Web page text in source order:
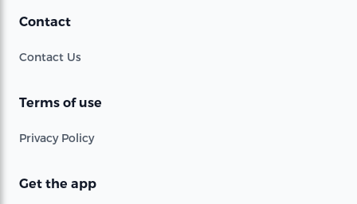
Contact
Contact Us
Terms of use
Privacy Policy
Get the app